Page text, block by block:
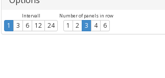
Intervall
1 3 6 12 24
Number of panels in row
1 2 3 4 6